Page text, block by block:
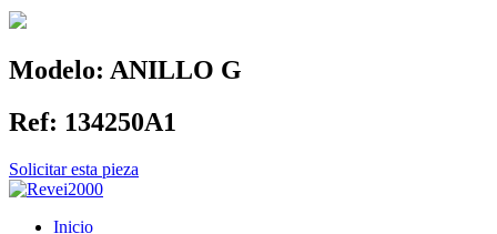
Modelo: ANILLO G
Ref: 134250A1
Solicitar esta pieza
Inicio